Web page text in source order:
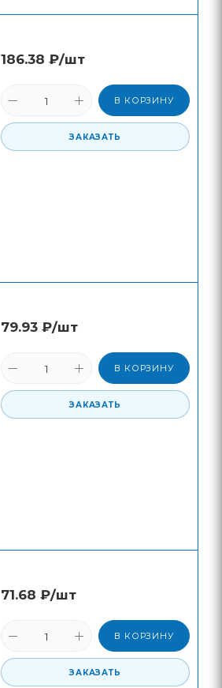
186.38 ₽/шт
В КОРЗИНУ
ЗАКАЗАТЬ
79.93 ₽/шт
В КОРЗИНУ
ЗАКАЗАТЬ
71.68 ₽/шт
В КОРЗИНУ
ЗАКАЗАТЬ